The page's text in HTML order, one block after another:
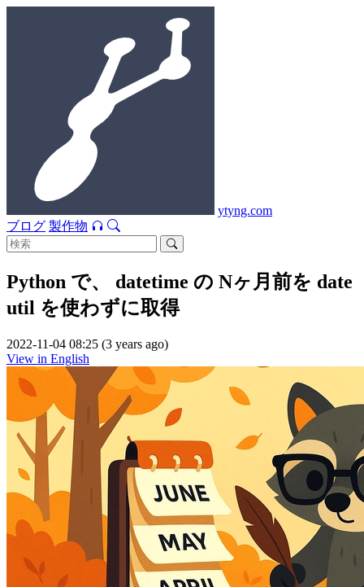
ytyng.com
ブログ 製作物
Python で、 datetime の Nヶ月前を date
util を使わずに取得
2022-11-04 08:25 (3 years ago)
View in English